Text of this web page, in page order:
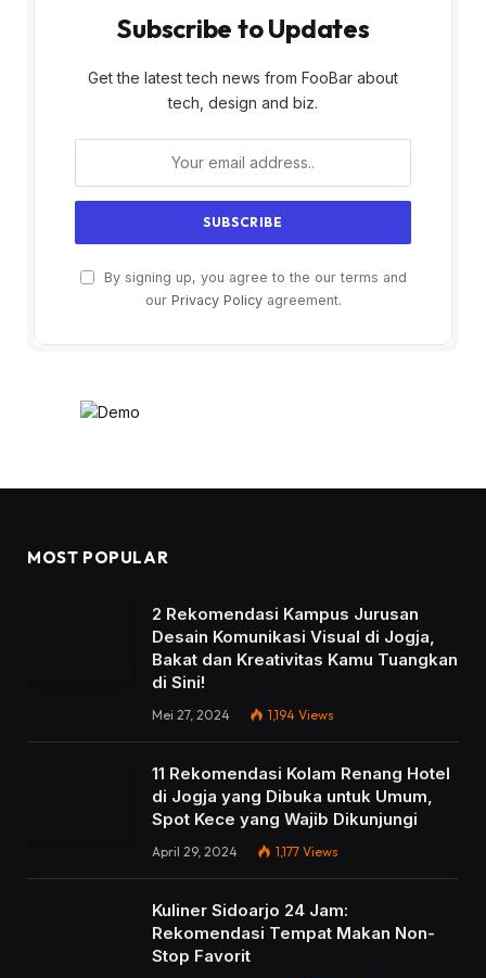
Subscribe to Updates
Get the latest tech news from FooBar about
tech, design and biz.
By signing up, you agree to the our terms and
our Privacy Policyagreement.
MOST POPULAR
2 Rekomendasi Kampus Jurusan
Desain Komunikasi Visual di Jogja,
Bakat dan Kreativitas Kamu Tuangkan
di Sini!
Mei 27, 2024 1,194 Views
11 Rekomendasi Kolam Renang Hotel
di Jogja yang Dibuka untuk Umum,
Spot Kece yang Wajib Dikunjungi
April 29, 2024 1,177 Views
Kuliner Sidoarjo 24 Jam:
Rekomendasi Tempat Makan Non-
Stop Favorit